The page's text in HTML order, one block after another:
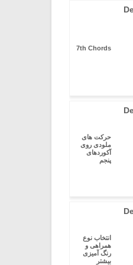
7th Chords
حرکت های
ملودی روی
آکوردهای
پنجم
انتخاب نوع
همراهی و
رنگ آمیزی
بیشتر